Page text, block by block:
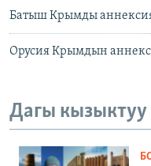
Батыш Крымды
Орусия Крымдын
Дагы кызыктуу